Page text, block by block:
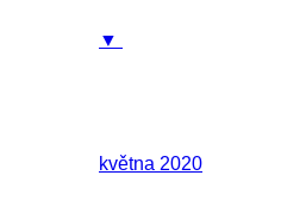
▼
května 2020